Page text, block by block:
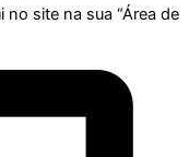
site na sua “Área de